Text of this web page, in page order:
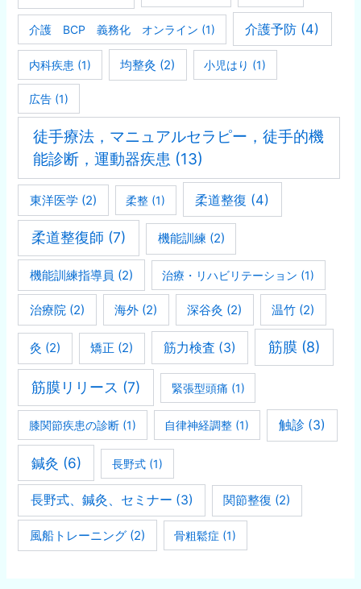
介護 BCP 義務化 オンライン (1) 介護予防 (4)
内科疾患 (1) 均整灸 (2) 小児はり (1)
広告 (1)
徒手療法，マニュアルセラピー，徒手的機
能診断，運動器疾患 (13)
東洋医学 (2) 柔整 (1) 柔道整復 (4)
柔道整復師 (7) 機能訓練(2)
機能訓練指導員 (2) 治療・リハビリテーション (1)
治療院 (2) 海外 (2) 深谷灸 (2) 温竹 (2)
灸 (2) 矯正 (2) 筋力検査 (3) 筋膜 (8)
筋膜リリース (7) 緊張型頭痛 (1)
膝関節疾患の診断 (1) 自律神経調整 (1) 触診 (3)
鍼灸 (6) 長野式 (1)
長野式、鍼灸、セミナー (3) 関節整復 (2)
風船トレーニング (2) 骨粗鬆症 (1)